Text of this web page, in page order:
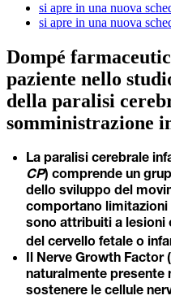
si apre in una nuova
si apre in una nuova
Dompé
paziente nello
della paralisi
somministrazione
La paralisi cerebrale
CP) comprende un
dello sviluppo del
comportano limitazioni
sono attribuiti a lesioni
del cervello fetale o
Il Nerve Growth Factor
naturalmente presente
sostenere le cellule